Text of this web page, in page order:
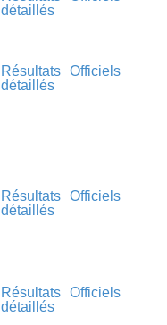
détaillés
Résultats
détaillés
Officiels
Résultats
détaillés
Officiels
Résultats
détaillés
Officiels